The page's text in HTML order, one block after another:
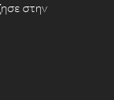
στην